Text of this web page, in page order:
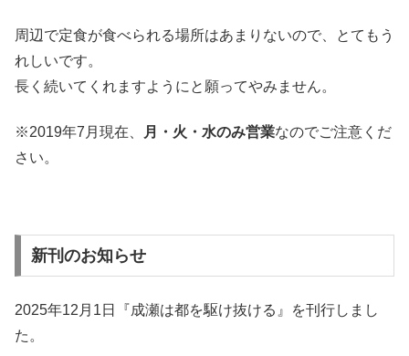
周辺で定食が食べられる場所はあまりないので、とてもう
れしいです。
長く続いてくれますようにと願ってやみません。
※2019年7月現在、 月・火・水のみ営業なのでご注意くだ
さい。
新刊のお知らせ
2025年12月1日『成瀬は都を駆け抜ける』を刊行しまし
た。